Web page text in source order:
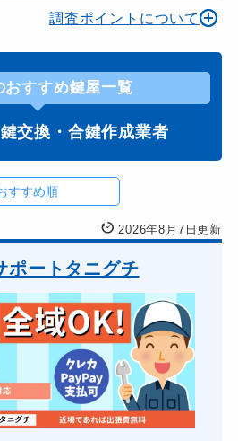
調査ポイントについて
おすすめ鍵屋一覧
交換・合鍵作成業者
2026年8月7日更新
ポートタニグチ